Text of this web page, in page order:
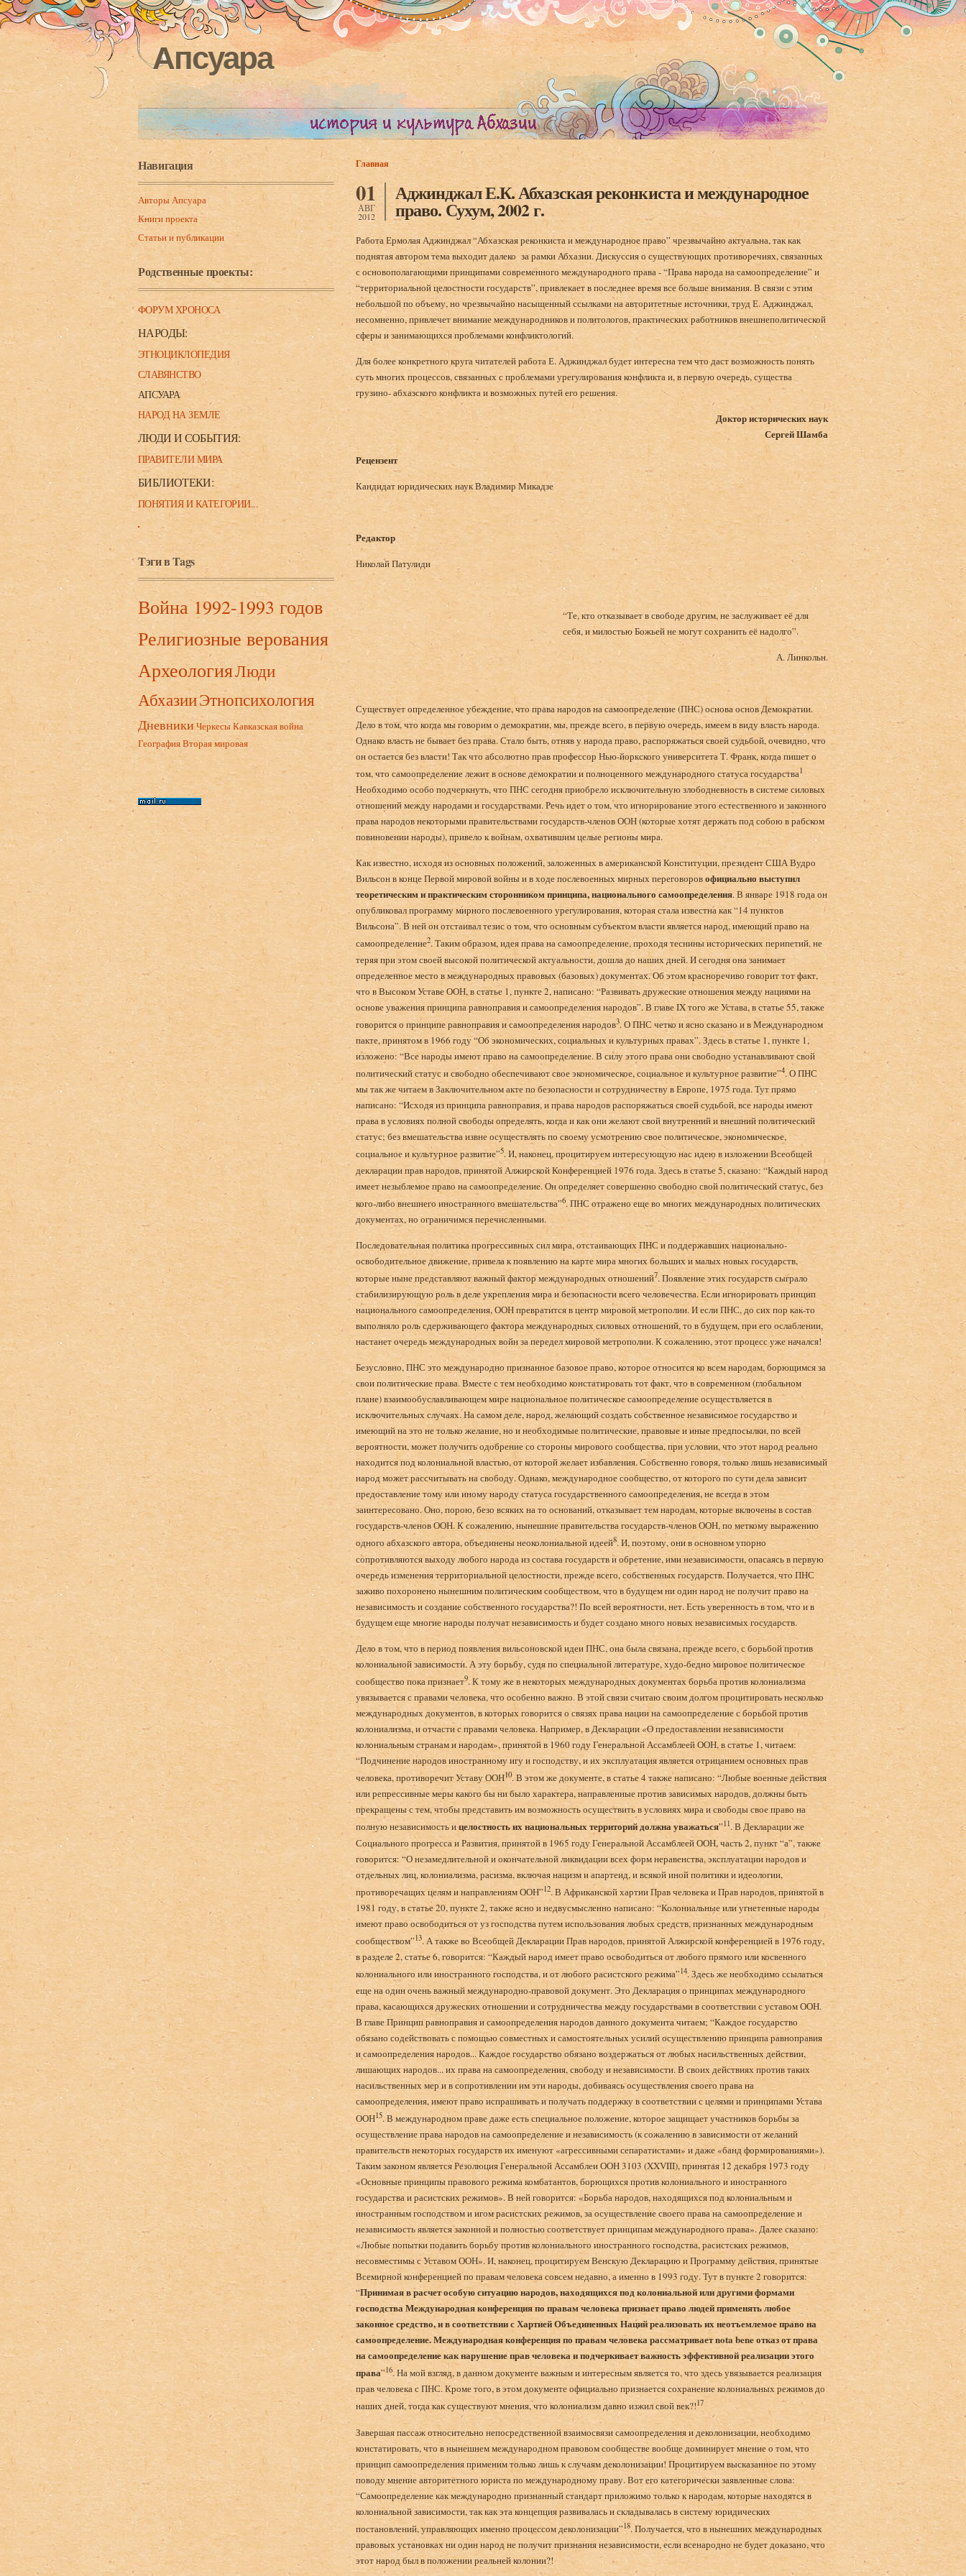
Апсуара
Навигация
Авторы Апсуара
Книги проекта
Статьи и публикации
Родственные проекты:
ФОРУМ ХРОНОСА
НАРОДЫ:
ЭТНОЦИКЛОПЕДИЯ
СЛАВЯНСТВО
АПСУАРА
НАРОД НА ЗЕМЛЕ
ЛЮДИ И СОБЫТИЯ:
ПРАВИТЕЛИ МИРА
БИБЛИОТЕКИ:
ПОНЯТИЯ И КАТЕГОРИИ...
Тэги в Tags
Война 1992-1993 годов
Религиозные верования
АрхеологияЛюди
АбхазииЭтнопсихология
Дневники ЧеркесыКавказская война
ГеографияВторая мировая
Вы здесь
Главная
01
АВГ
2012
Аджинджал Е.К. Абхазская реконкиста и международное
право. Сухум, 2002 г.
Работа Ермолая Аджинджал “Абхазская реконкиста и международное право” чрезвычайно актуальна, так как
поднятая автором тема выходит далеко за рамки Абхазии. Дискуссия о существующих противоречиях, связанных
с основополагающими принципами современного международного права - “Права народа на самоопределение” и
“территориальной целостности государств”, привлекает в последнее время все больше внимания. В связи с этим
небольшой по объему, но чрезвычайно насыщенный ссылками на авторитетные источники, труд Е. Аджинджал,
несомненно, привлечет внимание международников и политологов, практических работников внешнеполитической
сферы и занимающихся проблемами конфликтологий.
Для более конкретного круга читателей работа Е. Аджинджал будет интересна тем что даст возможность понять
суть многих процессов, связанных с проблемами урегулирования конфликта и, в первую очередь, существа
грузино- абхазского конфликта и возможных путей его решения.
Доктор исторических наук
Сергей Шамба
Рецензент
Кандидат юридических наук Владимир Микадзе
Редактор
Николай Патулиди
“Те, кто отказывает в свободе другим, не заслуживает её для
себя, и милостью Божьей не могут сохранить её надолго”.
А. Линкольн.
Существует определенное убеждение, что права народов на самоопределение (ПНС) основа основ Демократии.
Дело в том, что когда мы говорим о демократии, мы, прежде всего, в первую очередь, имеем в виду власть народа.
Однако власть не бывает без права. Стало быть, отняв у народа право, распоряжаться своей судьбой, очевидно, что
он остается без власти! Так что абсолютно прав профессор Нью-йоркского университета Т. Франк, когда пишет о
том, что самоопределение лежит в основе демократии и полноценного международного статуса государства1
Необходимо особо подчеркнуть, что ПНС сегодня приобрело исключительную злободневность в системе силовых
отношений между народами и государствами. Речь идет о том, что игнорирование этого естественного и законного
права народов некоторыми правительствами государств-членов ООН (которые хотят держать под собою в рабском
повиновении народы), привело к войнам, охватившим целые регионы мира.
Как известно, исходя из основных положений, заложенных в американской Конституции, президент США Вудро
Вильсон в конце Первой мировой войны и в ходе послевоенных мирных переговоровофициально выступил
теоретическим и практическим сторонником принципа, национального самоопределения. В январе 1918 года он
опубликовал программу мирного послевоенного урегулирования, которая стала известна как “14 пунктов
Вильсона”. В ней он отстаивал тезис о том, что основным субъектом власти является народ, имеющий право на
самоопределение2. Таким образом, идея права на самоопределение, проходя теснины исторических перипетий, не
теряя при этом своей высокой политической актуальности, дошла до наших дней. И сегодня она занимает
определенное место в международных правовых (базовых) документах. Об этом красноречиво говорит тот факт,
что в Высоком Уставе ООН, в статье 1, пункте 2, написано: “Развивать дружеские отношения между нациями на
основе уважения принципа равноправия и самоопределения народов”. В главе IX того же Устава, в статье 55, также
говорится о принципе равноправия и самоопределения народов3. О ПНС четко и ясно сказано и в Международном
пакте, принятом в 1966 году “Об экономических, социальных и культурных правах”. Здесь в статье 1, пункте 1,
изложено: “Все народы имеют право на самоопределение. В силу этого права они свободно устанавливают свой
политический статус и свободно обеспечивают свое экономическое, социальное и культурное развитие”4. О ПНС
мы так же читаем в Заключительном акте по безопасности и сотрудничеству в Европе, 1975 года. Тут прямо
написано: “Исходя из принципа равноправия, и права народов распоряжаться своей судьбой, все народы имеют
права в условиях полной свободы определять, когда и как они желают свой внутренний и внешний политический
статус; без вмешательства извне осуществлять по своему усмотрению свое политическое, экономическое,
социальное и культурное развитие”5. И, наконец, процитируем интересующую нас идею в изложении Всеобщей
декларации прав народов, принятой Алжирской Конференцией 1976 года. Здесь в статье 5, сказано: “Каждый народ
имеет незыблемое право на самоопределение. Он определяет совершенно свободно свой политический статус, без
кого-либо внешнего иностранного вмешательства”6. ПНС отражено еще во многих международных политических
документах, но ограничимся перечисленными.
Последовательная политика прогрессивных сил мира, отстаивающих ПНС и поддержавших национально-
освободительное движение, привела к появлению на карте мира многих больших и малых новых государств,
которые ныне представляют важный фактор международных отношений7. Появление этих государств сыграло
стабилизирующую роль в деле укрепления мира и безопасности всего человечества. Если игнорировать принцип
национального самоопределения, ООН превратится в центр мировой метрополии. И если ПНС, до сих пор как-то
выполняло роль сдерживающего фактора международных силовых отношений, то в будущем, при его ослаблении,
настанет очередь международных войн за передел мировой метрополии. К сожалению, этот процесс уже начался!
Безусловно, ПНС это международно признанное базовое право, которое относится ко всем народам, борющимся за
свои политические права. Вместе с тем необходимо констатировать тот факт, что в современном (глобальном
плане) взаимообуславливающем мире национальное политическое самоопределение осуществляется в
исключительных случаях. На самом деле, народ, желающий создать собственное независимое государство и
имеющий на это не только желание, но и необходимые политические, правовые и иные предпосылки, по всей
вероятности, может получить одобрение со стороны мирового сообщества, при условии, что этот народ реально
находится под колониальной властью, от которой желает избавления. Собственно говоря, только лишь независимый
народ может рассчитывать на свободу. Однако, международное сообщество, от которого по сути дела зависит
предоставление тому или иному народу статуса государственного самоопределения, не всегда в этом
заинтересовано. Оно, порою, безо всяких на то оснований, отказывает тем народам, которые включены в состав
государств-членов ООН. К сожалению, нынешние правительства государств-членов ООН, по меткому выражению
одного абхазского автора, объединены неоколониальной идеей8. И, поэтому, они в основном упорно
сопротивляются выходу любого народа из состава государств и обретение, ими независимости, опасаясь в первую
очередь изменения территориальной целостности, прежде всего, собственных государств. Получается, что ПНС
заживо похоронено нынешним политическим сообществом, что в будущем ни один народ не получит право на
независимость и создание собственного государства?! По всей вероятности, нет. Есть уверенность в том, что и в
будущем еще многие народы получат независимость и будет создано много новых независимых государств.
Дело в том, что в период появления вильсоновской идеи ПНС, она была связана, прежде всего, с борьбой против
колониальной зависимости. А эту борьбу, судя по специальной литературе, худо-бедно мировое политическое
сообщество пока признает9. К тому же в некоторых международных документах борьба против колониализма
увязывается с правами человека, что особенно важно. В этой связи считаю своим долгом процитировать несколько
международных документов, в которых говорится о связях права нации на самоопределение с борьбой против
колониализма, и отчасти с правами человека. Например, в Декларации «О предоставлении независимости
колониальным странам и народам», принятой в 1960 году Генеральной Ассамблеей ООН, в статье 1, читаем:
“Подчинение народов иностранному игу и господству, и их эксплуатация является отрицанием основных прав
человека, противоречит Уставу ООН10. В этом же документе, в статье 4 также написано: “Любые военные действия
или репрессивные меры какого бы ни было характера, направленные против зависимых народов, должны быть
прекращены с тем, чтобы представить им возможность осуществить в условиях мира и свободы свое право на
полную независимость ицелостность их национальных территорий должна уважаться”11. В Декларации же
Социального прогресса и Развития, принятой в 1965 году Генеральной Ассамблеей ООН, часть 2, пункт “а”, также
говорится: “О незамедлительной и окончательной ликвидации всех форм неравенства, эксплуатации народов и
отдельных лиц, колониализма, расизма, включая нацизм и апартеид, и всякой иной политики и идеологии,
противоречащих целям и направлениям ООН”12. В Африканской хартии Прав человека и Прав народов, принятой в
1981 году, в статье 20, пункте 2, также ясно и недвусмысленно написано: “Колониальные или угнетенные народы
имеют право освободиться от уз господства путем использования любых средств, признанных международным
сообществом”13. А также во Всеобщей Декларации Прав народов, принятой Алжирской конференцией в 1976 году,
в разделе 2, статье 6, говорится: “Каждый народ имеет право освободиться от любого прямого или косвенного
колониального или иностранного господства, и от любого расистского режима”14. Здесь же необходимо ссылаться
еще на один очень важный международно-правовой документ. Это Декларация о принципах международного
права, касающихся дружеских отношении и сотрудничества между государствами в соответствии с уставом ООН.
В главе Принцип равноправия и самоопределения народов данного документа читаем; “Каждое государство
обязано содействовать с помощью совместных и самостоятельных усилий осуществлению принципа равноправия
и самоопределения народов... Каждое государство обязано воздержаться от любых насильственных действии,
лишающих народов... их права на самоопределения, свободу и независимости. В своих действиях против таких
насильственных мер и в сопротивлении им эти народы, добиваясь осуществления своего права на
самоопределения, имеют право испрашивать и получать поддержку в соответствии с целями и принципами Устава
ООН15. В международном праве даже есть специальное положение, которое защищает участников борьбы за
осуществление права народов на самоопределение и независимость (к сожалению в зависимости от желаний
правительств некоторых государств их именуют «агрессивными сепаратистами» и даже «банд формированиями»).
Таким законом является Резолюция Генеральной Ассамблеи ООН 3103 (XXVIII), принятая 12 декабря 1973 году
«Основные принципы правового режима комбатантов, борющихся против колониального и иностранного
государства и расистских режимов». В ней говорится: «Борьба народов, находящихся под колониальным и
иностранным господством и игом расистских режимов, за осуществление своего права на самоопределение и
независимость является законной и полностью соответствует принципам международного права». Далее сказано:
«Любые попытки подавить борьбу против колониального иностранного господства, расистских режимов,
несовместимы с Уставом ООН». И, наконец, процитируем Венскую Декларацию и Программу действия, принятые
Всемирной конференцией по правам человека совсем недавно, а именно в 1993 году. Тут в пункте 2 говорится:
“Принимая в расчет особую ситуацию народов, находящихся под колониальной или другими формами
господства Международная конференция по правам человека признает право людей применять любое
законное средство, и в соответствии с Хартией Объединенных Наций реализовать их неотъемлемое право на
самоопределение. Международная конференция по правам человека рассматривает nota bene отказ от права
на самоопределение как нарушение прав человека и подчеркивает важность эффективной реализации этого
права”16. На мой взгляд, в данном документе важным и интересным является то, что здесь увязывается реализация
прав человека с ПНС. Кроме того, в этом документе официально признается сохранение колониальных режимов до
наших дней, тогда как существуют мнения, что колониализм давно изжил свой век?!17
Завершая пассаж относительно непосредственной взаимосвязи самоопределения и деколонизации, необходимо
констатировать, что в нынешнем международном правовом сообществе вообще доминирует мнение о том, что
принцип самоопределения применим только лишь к случаям деколонизации! Процитируем высказанное по этому
поводу мнение авторитетного юриста по международному праву. Вот его категорически заявленные слова:
“Самоопределение как международно признанный стандарт приложимо только к народам, которые находятся в
колониальной зависимости, так как эта концепция развивалась и складывалась в систему юридических
постановлений, управляющих именно процессом деколонизации”18. Получается, что в нынешних международных
правовых установках ни один народ не получит признания независимости, если всенародно не будет доказано, что
этот народ был в положении реальней колонии?!